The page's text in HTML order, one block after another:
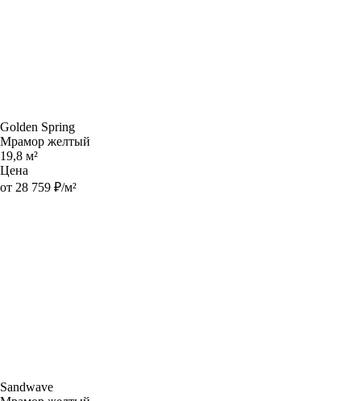
Golden Spring
Мрамор желтый
19,8 м²
Цена
от 28 759 ₽/м²
Sandwave